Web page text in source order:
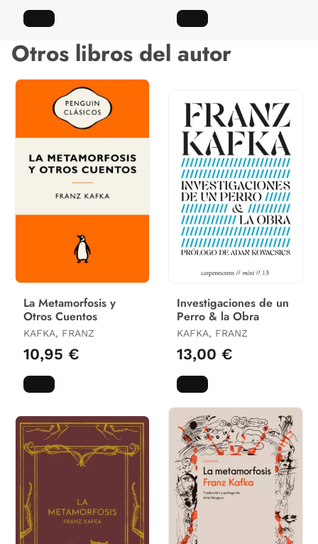
Otros libros del autor
La Metamorfosis y
Otros Cuentos
KAFKA, FRANZ
10,95 €
Investigaciones de un
Perro & la Obra
KAFKA, FRANZ
13,00 €